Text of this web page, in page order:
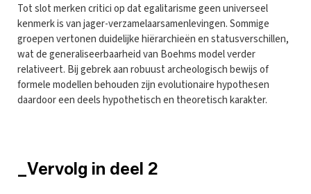
Tot slot merken critici op dat egalitarisme geen universeel
kenmerk is van jager-verzamelaarsamenlevingen. Sommige
groepen vertonen duidelijke hiërarchieën en statusverschillen,
wat de generaliseerbaarheid van Boehms model verder
relativeert. Bij gebrek aan robuust archeologisch bewijs of
formele modellen behouden zijn evolutionaire hypothesen
daardoor een deels hypothetisch en theoretisch karakter.
_Vervolg in deel 2